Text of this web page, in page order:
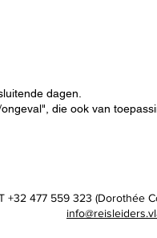
dagen.
die ook van
+32 477 559 323 (Dorothée